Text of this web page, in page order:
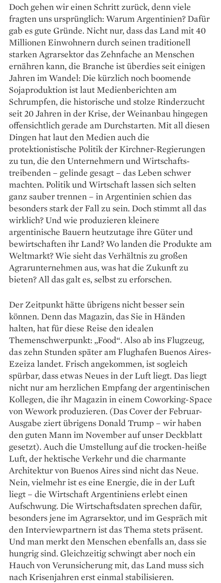
Doch gehen wir einen Schritt zurück, denn viele
fragten uns ursprünglich: Warum Argentinien? Dafür
gab es gute Gründe. Nicht nur, dass das Land mit 40
Millionen Einwohnern durch seinen traditionell
starken Agrar­sektor das Zehnfache an Menschen
ernähren kann, die Branche ist überdies seit einigen
Jahren im Wandel: Die kürzlich noch boomende
Sojaproduktion ist laut Medienberichten am
Schrumpfen, die historische und stolze Rinderzucht
seit 20 Jahren in der Krise, der Weinanbau hingegen
offensichtlich gerade am Durchstarten. Mit all diesen
Dingen hat laut den Medien auch die
protektionistische Politik der Kirchner-­Regierungen
zu tun, die den Unternehmern und Wirtschafts­
treibenden – gelinde gesagt – das Leben schwer
machten. Politik und Wirtschaft lassen sich selten
ganz sauber trennen – in Argentinien schien das
besonders stark der Fall zu sein. Doch stimmt all das
wirklich? Und wie produzieren kleinere
argentinische Bauern heutzutage ihre Güter und
bewirtschaften ihr Land? Wo landen die Produkte am
Weltmarkt? Wie sieht das Verhältnis zu großen
Agrar­unternehmen aus, was hat die Zukunft zu
bieten? All das galt es, selbst zu erforschen.
Der Zeitpunkt hätte übrigens nicht besser sein
können. Denn das Magazin, das Sie in Händen
halten, hat für diese Reise den idealen
Themenschwerpunkt: „Food“. Also ab ins Flugzeug,
das zehn Stunden später am Flughafen Buenos Aires-
Ezeiza landet. Frisch angekommen, ist sogleich
spürbar, dass etwas Neues in der Luft liegt. Das liegt
nicht nur am herzlichen Empfang der argentinischen
Kollegen, die ihr Magazin in einem Coworking-Space
von Wework produzieren. (Das Cover der Februar-
Ausgabe ziert übrigens Donald Trump – wir haben
den guten Mann im November auf unser Deckblatt
gesetzt). Auch die Umstellung auf die trocken-heiße
Luft, der hektische Verkehr und die charmante
Architektur von Buenos Aires sind nicht das Neue.
Nein, vielmehr ist es eine Energie, die in der Luft
liegt – die Wirtschaft Argentiniens erlebt einen
Aufschwung. Die Wirtschaftsdaten sprechen dafür,
besonders jene im Agrar­sektor, und im Gespräch mit
den Interviewpartnern ist das Thema stets präsent.
Und man merkt den Menschen ebenfalls an, dass sie
hungrig sind. Gleichzeitig schwingt aber noch ein
Hauch von Verunsicherung mit, das Land muss sich
nach Krisenjahren erst einmal stabilisieren.